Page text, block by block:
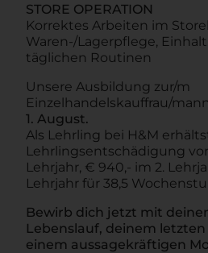
STORE OPERATION
Korrektes Arbeiten im
Waren-/Lagerpflege,
täglichen Routinen
Unsere Ausbildung zur/m
Einzelhandelskauffrau/
1. August.
Als Lehrling bei H&M
Lehrlingsentschädigung von
Lehrjahr, € 940,- im 2.
Lehrjahr für 38,5
Bewirb dich jetzt mit
Lebenslauf, deinem
einem aussagekräftigen